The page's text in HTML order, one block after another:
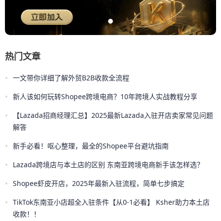
热门文章
• 一文带你详细了解外贸B2B收款全流程
• 新人该如何玩转Shopee跨境电商？10年跨境人实战教程分享
•
【Lazada招商经理汇总】2025最新Lazada入驻开店卖家常见问题
解答
• 新手必看！呕心整理，最全的Shopee平台避坑指南
• Lazada跨境店与本土店的区别 东南亚跨境电商新手该怎样选？
• Shopee虾皮开店，2025年最新入驻流程，简单七步搞定
• TikTok东南亚小店超全入驻条件【从0-1必看】 Ksher助力本土店
收款！！